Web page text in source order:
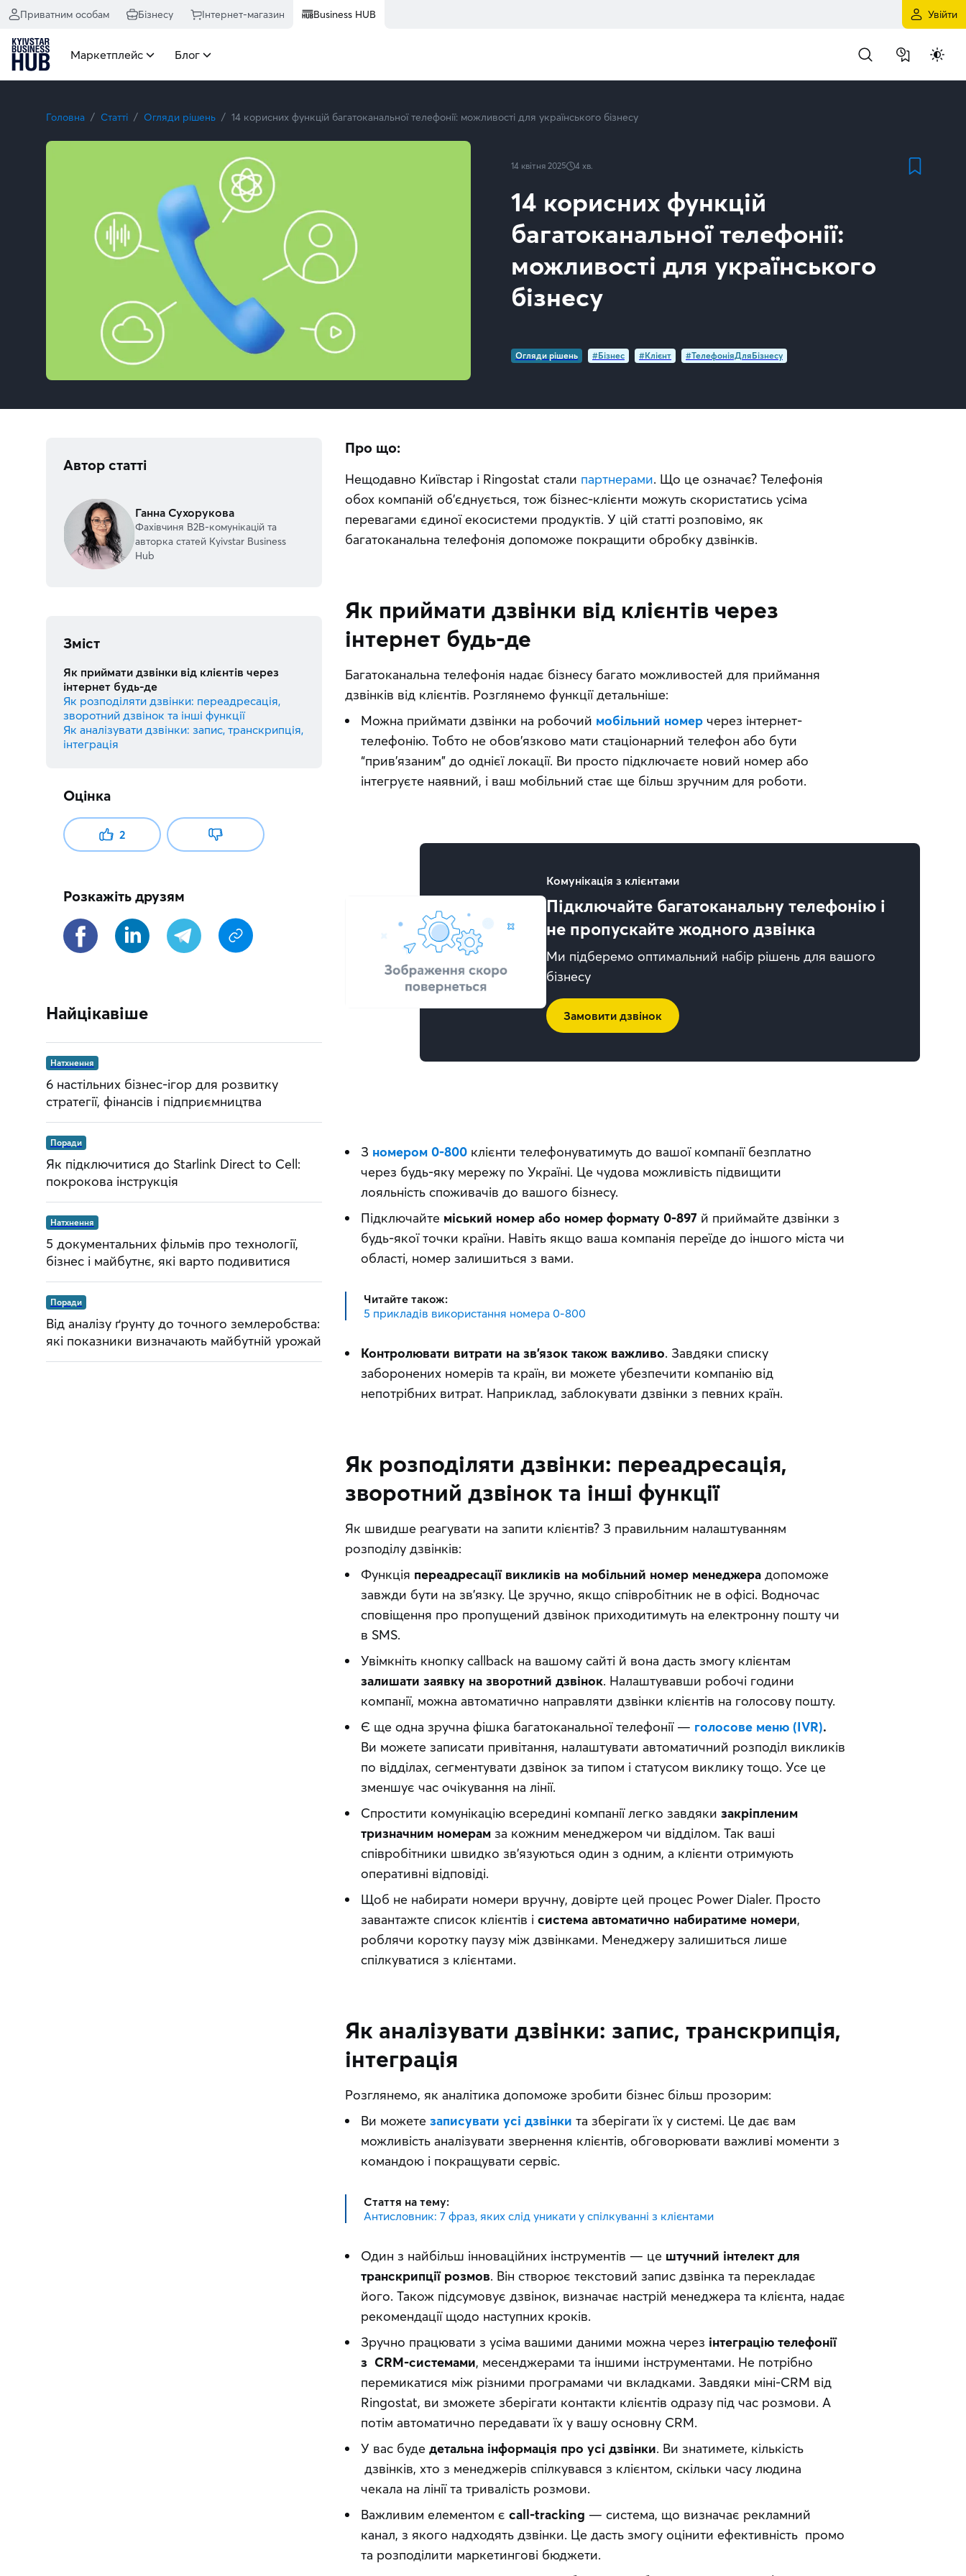
Приватним особам Бізнесу Інтернет-магазин Business HUB Увійти
Маркетплейс Блог
Головна Статті Огляди рішень 14 корисних функцій багатоканальної телефонії: можливості для українського бізнесу
14 квітня 2025 4 хв.
14 корисних функцій
багатоканальної телефонії:
можливості для українського
бізнесу
Огляди рішень #Бізнес #Клієнт #ТелефоніяДляБізнесу
Про що:
Нещодавно Київстар і Ringostat стали партнерами. Що це означає? Телефонія
обох компаній об'єднується, тож бізнес-клієнти можуть скористатись усіма
перевагами єдиної екосистеми продуктів. У цій статті розповімо, як
багатоканальна телефонія допоможе покращити обробку дзвінків.
Як приймати дзвінки від клієнтів через
інтернет будь-де
Багатоканальна телефонія надає бізнесу багато можливостей для приймання
дзвінків від клієнтів. Розглянемо функції детальніше:
Можна приймати дзвінки на робочий мобільний номер через інтернет-
телефонію. Тобто не обов’язково мати стаціонарний телефон або бути
“прив’язаним” до однієї локації. Ви просто підключаєте новий номер або
інтегруєте наявний, і ваш мобільний стає ще більш зручним для роботи.
Комунікація з клієнтами
Підключайте багатоканальну телефонію і
не пропускайте жодного дзвінка
Ми підберемо оптимальний набір рішень для вашого
бізнесу
Замовити дзвінок
З номером 0-800 клієнти телефонуватимуть до вашої компанії безплатно
через будь-яку мережу по Україні. Це чудова можливість підвищити
лояльність споживачів до вашого бізнесу.
Підключайте міський номер або номер формату 0-897 й приймайте дзвінки з
будь-якої точки країни. Навіть якщо ваша компанія переїде до іншого міста чи
області, номер залишиться з вами.
Читайте також:
5 прикладів використання номера 0-800
Контролювати витрати на зв’язок також важливо. Завдяки списку
заборонених номерів та країн, ви можете убезпечити компанію від
непотрібних витрат. Наприклад, заблокувати дзвінки з певних країн.
Як розподіляти дзвінки: переадресація,
зворотний дзвінок та інші функції
Як швидше реагувати на запити клієнтів? З правильним налаштуванням
розподілу дзвінків:
Функція переадресації викликів на мобільний номер менеджера допоможе
завжди бути на зв’язку. Це зручно, якщо співробітник не в офісі. Водночас
сповіщення про пропущений дзвінок приходитимуть на електронну пошту чи
в SMS.
Увімкніть кнопку callback на вашому сайті й вона дасть змогу клієнтам
залишати заявку на зворотний дзвінок. Налаштувавши робочі години
компанії, можна автоматично направляти дзвінки клієнтів на голосову пошту.
Є ще одна зручна фішка багатоканальної телефонії — голосове меню (IVR).
Ви можете записати привітання, налаштувати автоматичний розподіл викликів
по відділах, сегментувати дзвінок за типом і статусом виклику тощо. Усе це
зменшує час очікування на лінії.
Спростити комунікацію всередині компанії легко завдяки закріпленим
тризначним номерам за кожним менеджером чи відділом. Так ваші
співробітники швидко зв’язуються один з одним, а клієнти отримують
оперативні відповіді.
Щоб не набирати номери вручну, довірте цей процес Power Dialer. Просто
завантажте список клієнтів і система автоматично набиратиме номери,
роблячи коротку паузу між дзвінками. Менеджеру залишиться лише
спілкуватися з клієнтами.
Як аналізувати дзвінки: запис, транскрипція,
інтеграція
Розглянемо, як аналітика допоможе зробити бізнес більш прозорим:
Ви можете записувати усі дзвінки та зберігати їх у системі. Це дає вам
можливість аналізувати звернення клієнтів, обговорювати важливі моменти з
командою і покращувати сервіс.
Стаття на тему:
Антисловник: 7 фраз, яких слід уникати у спілкуванні з клієнтами
Один з найбільш інноваційних інструментів — це штучний інтелект для
транскрипції розмов. Він створює текстовий запис дзвінка та перекладає
його. Також підсумовує дзвінок, визначає настрій менеджера та клієнта, надає
рекомендації щодо наступних кроків.
Зручно працювати з усіма вашими даними можна через інтеграцію телефонії
з CRM-системами, месенджерами та іншими інструментами. Не потрібно
перемикатися між різними програмами чи вкладками. Завдяки міні-CRM від
Ringostat, ви зможете зберігати контакти клієнтів одразу під час розмови. А
потім автоматично передавати їх у вашу основну CRM.
У вас буде детальна інформація про усі дзвінки. Ви знатимете, кількість
дзвінків, хто з менеджерів спілкувався з клієнтом, скільки часу людина
чекала на лінії та тривалість розмови.
Важливим елементом є call-tracking — система, що визначає рекламний
канал, з якого надходять дзвінки. Це дасть змогу оцінити ефективність промо
та розподілити маркетингові бюджети.
Автор статті
Ганна Сухорукова
Фахівчиня В2В-комунікацій та
авторка статей Kyivstar Business
Hub
Зміст
Як приймати дзвінки від клієнтів через
інтернет будь-де
Як розподіляти дзвінки: переадресація,
зворотний дзвінок та інші функції
Як аналізувати дзвінки: запис, транскрипція,
інтеграція
Оцінка
2
Розкажіть друзям
Найцікавіше
Натхнення
6 настільних бізнес-ігор для розвитку
стратегії, фінансів і підприємництва
Поради
Як підключитися до Starlink Direct to Cell:
покрокова інструкція
Натхнення
5 документальних фільмів про технології,
бізнес і майбутнє, які варто подивитися
Поради
Від аналізу ґрунту до точного землеробства:
які показники визначають майбутній урожай